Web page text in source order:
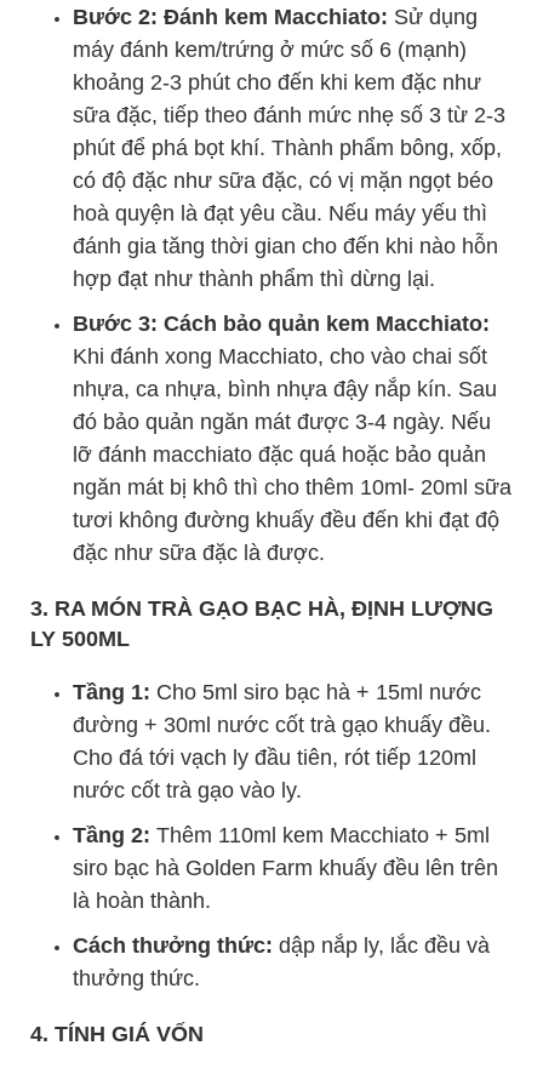
Bước 2: Đánh kem Macchiato: Sử dụng
máy đánh kem/trứng ở mức số 6 (mạnh)
khoảng 2-3 phút cho đến khi kem đặc như
sữa đặc, tiếp theo đánh mức nhẹ số 3 từ 2-3
phút để phá bọt khí. Thành phẩm bông, xốp,
có độ đặc như sữa đặc, có vị mặn ngọt béo
hoà quyện là đạt yêu cầu. Nếu máy yếu thì
đánh gia tăng thời gian cho đến khi nào hỗn
hợp đạt như thành phẩm thì dừng lại.
Bước 3: Cách bảo quản kem Macchiato:
Khi đánh xong Macchiato, cho vào chai sốt
nhựa, ca nhựa, bình nhựa đậy nắp kín. Sau
đó bảo quản ngăn mát được 3-4 ngày. Nếu
lỡ đánh macchiato đặc quá hoặc bảo quản
ngăn mát bị khô thì cho thêm 10ml- 20ml sữa
tươi không đường khuấy đều đến khi đạt độ
đặc như sữa đặc là được.
3. RA MÓN TRÀ GẠO BẠC HÀ, ĐỊNH LƯỢNG
LY 500ML
Tầng 1: Cho 5ml siro bạc hà + 15ml nước
đường + 30ml nước cốt trà gạo khuấy đều.
Cho đá tới vạch ly đầu tiên, rót tiếp 120ml
nước cốt trà gạo vào ly.
Tầng 2: Thêm 110ml kem Macchiato + 5ml
siro bạc hà Golden Farm khuấy đều lên trên
là hoàn thành.
Cách thưởng thức: dập nắp ly, lắc đều và
thưởng thức.
4. TÍNH GIÁ VỐN